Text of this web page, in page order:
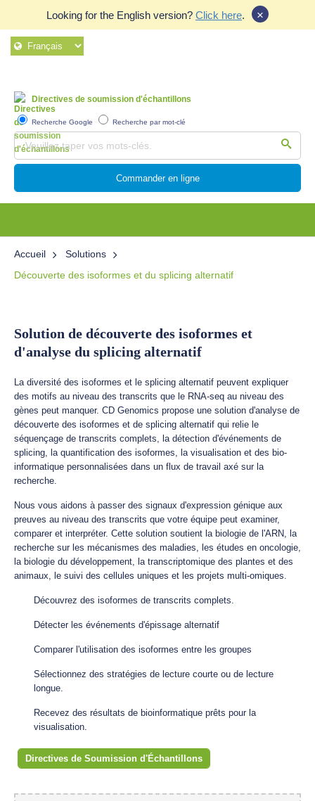
Looking for the English version? Click here. ×
Directives de soumission d'échantillons
Recherche Google Recherche par mot-clé
Commander en ligne
Accueil
Solutions
Découverte des isoformes et du splicing alternatif
Solution de découverte des isoformes et
d'analyse du splicing alternatif
La diversité des isoformes et le splicing alternatif peuvent expliquer
des motifs au niveau des transcrits que le RNA-seq au niveau des
gènes peut manquer. CD Genomics propose une solution d'analyse de
découverte des isoformes et de splicing alternatif qui relie le
séquençage de transcrits complets, la détection d'événements de
splicing, la quantification des isoformes, la visualisation et des bio-
informatique personnalisées dans un flux de travail axé sur la
recherche.
Nous vous aidons à passer des signaux d'expression génique aux
preuves au niveau des transcrits que votre équipe peut examiner,
comparer et interpréter. Cette solution soutient la biologie de l'ARN, la
recherche sur les mécanismes des maladies, les études en oncologie,
la biologie du développement, la transcriptomique des plantes et des
animaux, le suivi des cellules uniques et les projets multi-omiques.
Découvrez des isoformes de transcrits complets.
Détecter les événements d'épissage alternatif
Comparer l'utilisation des isoformes entre les groupes
Sélectionnez des stratégies de lecture courte ou de lecture
longue.
Recevez des résultats de bioinformatique prêts pour la
visualisation.
Directives de Soumission d'Échantillons